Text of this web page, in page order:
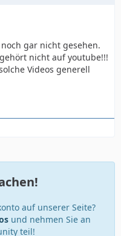
gar nicht gesehen.
nicht auf youtube!!!
Videos generell
auf unserer Seite?
und nehmen Sie an
teil!